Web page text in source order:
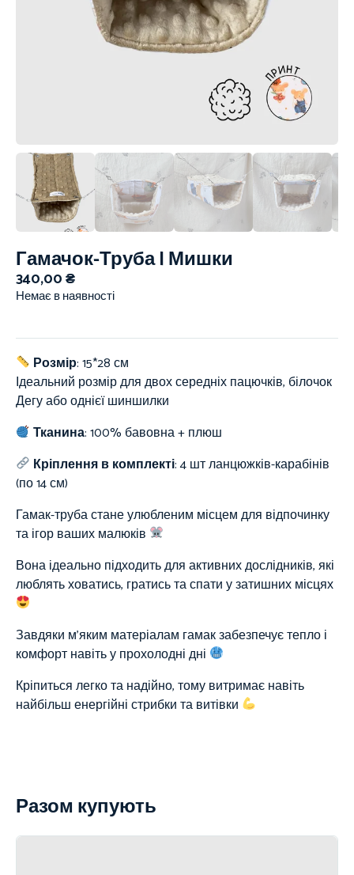
Гамачок-Труба | Мишки
340,00₴
Немає в наявності
Розмір: 15*28 см
Ідеальний розмір для двох середніх пацючків, білочок
Дегу або однієї шиншилки
Тканина:100% бавовна + плюш
Кріплення в комплекті: 4 шт ланцюжків-карабінів
(по 14 см)
Гамак-труба стане улюбленим місцем для відпочинку
та ігор ваших малюків
Вона ідеально підходить для активних дослідників, які
люблять ховатись, гратись та спати у затишних місцях
Завдяки м’яким матеріалам гамак забезпечує тепло і
комфорт навіть у прохолодні дні
Кріпиться легко та надійно, тому витримає навіть
найбільш енергійні стрибки та витівки
Разом купують